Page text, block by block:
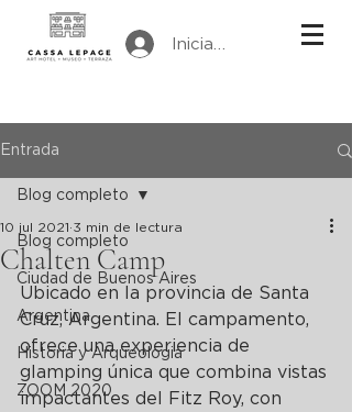
Iniciar sesión
Entrada
Blog completo
Ciudad de Buenos Aires
Argentina
Historia y Arqueologia
ZOOM 2020
Blog completo
Chalten Camp
10 jul 2021 3 min de lectura
Ubicado en la provincia de Santa
Cruz, Argentina. El campamento,
ofrece una experiencia de
glamping única que combina vistas
impactantes del Fitz Roy, con